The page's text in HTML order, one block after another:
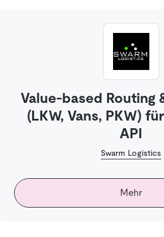
Value-based Routing
(LKW, Vans, PKW)
API
Swarm Logistics
Mehr